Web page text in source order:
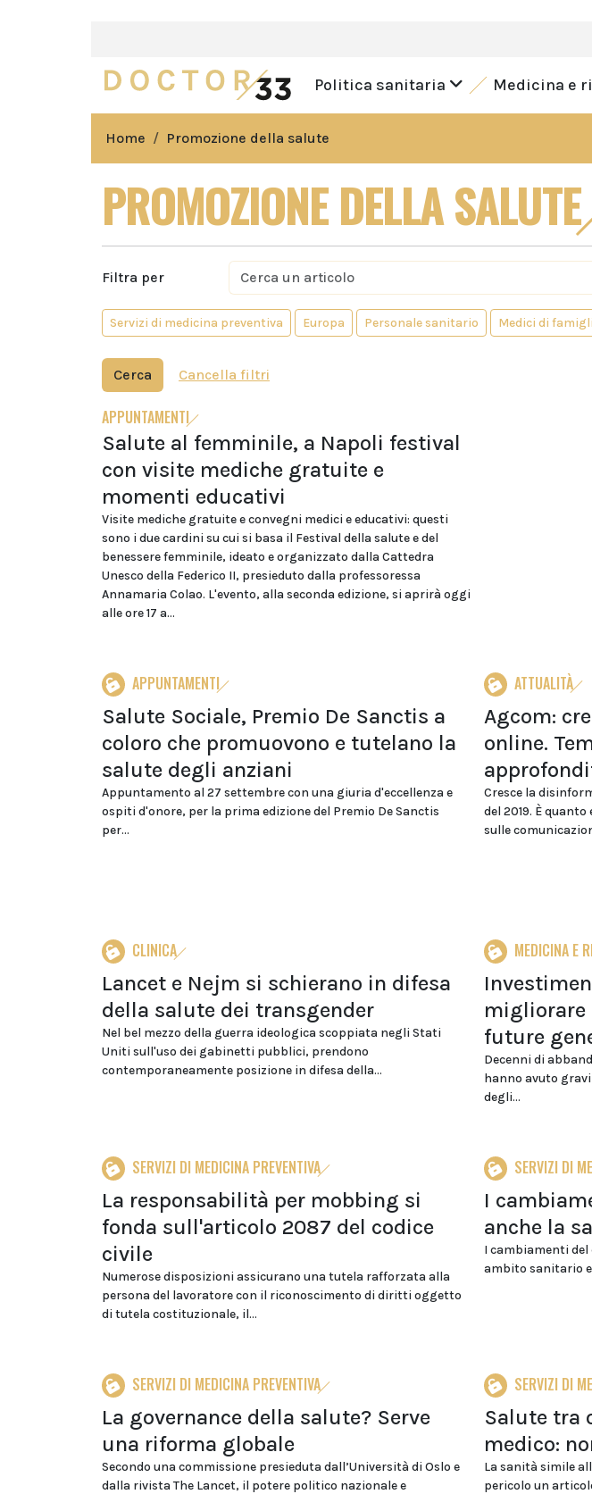
Politica sanitaria Medicina e
Home Promozione della salute
PROMOZIONE DELLA SALUTE
Filtra per
Servizi di medicina preventiva Europa Personale sanitario Medici di
Cerca Cancella filtri
APPUNTAMENTI
Salute al femminile, a Napoli festival
con visite mediche gratuite e
momenti educativi
Visite mediche gratuite e convegni medici e educativi: questi
sono i due cardini su cui si basa il Festival della salute e del
benessere femminile, ideato e organizzato dalla Cattedra
Unesco della Federico II, presieduto dalla professoressa
Annamaria Colao. L'evento, alla seconda edizione, si aprirà oggi
alle ore 17 a...
APPUNTAMENTI
Salute Sociale, Premio De Sanctis a
coloro che promuovono e tutelano la
salute degli anziani
Appuntamento al 27 settembre con una giuria d'eccellenza e
ospiti d'onore, per la prima edizione del Premio De Sanctis
per...
ATTUALITÀ
Agcom:
online.
Cresce la
del 2019. È
sulle
CLINICA
Lancet e Nejm si schierano in difesa
della salute dei transgender
Nel bel mezzo della guerra ideologica scoppiata negli Stati
Uniti sull'uso dei gabinetti pubblici, prendono
contemporaneamente posizione in difesa della...
MEDICINA E
migliorare
future
Decenni di
hanno avuto
degli...
SERVIZI DI MEDICINA PREVENTIVA
La responsabilità per mobbing si
fonda sull'articolo 2087 del codice
civile
Numerose disposizioni assicurano una tutela rafforzata alla
persona del lavoratore con il riconoscimento di diritti oggetto
di tutela costituzionale, il...
SERVIZI DI
I
anche la
I cambiamenti del
ambito sanitario
SERVIZI DI MEDICINA PREVENTIVA
La governance della salute? Serve
una riforma globale
Secondo una commissione presieduta dall’Università di Oslo e
dalla rivista The Lancet, il potere politico nazionale e
SERVIZI DI
Salute tra
medico:
La sanità simile
pericolo un